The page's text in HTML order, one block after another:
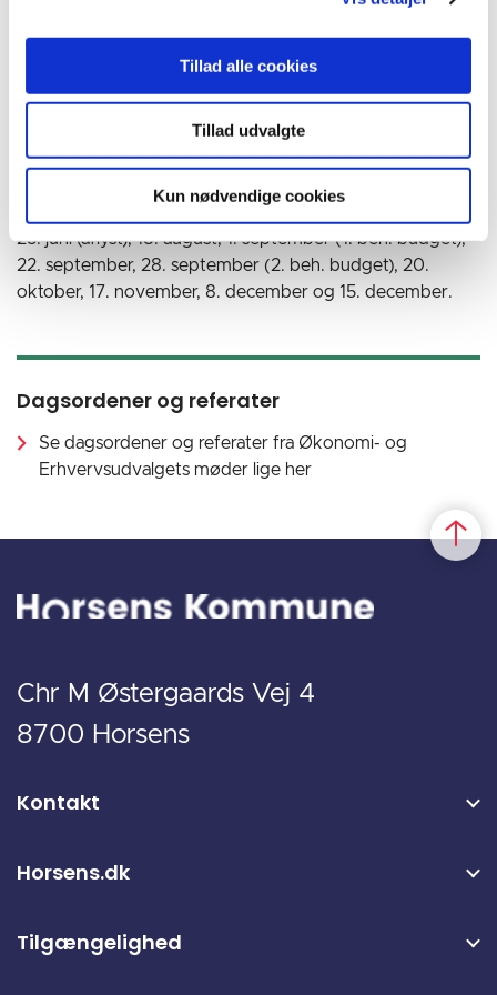
Tillad alle cookies
Tillad udvalgte
Kun nødvendige cookies
pojk@horsens.dk
Mødedatoer i 2026
23. juni (aflyst), 18. august, 1. september (1. beh. budget),
22. september, 28. september (2. beh. budget), 20.
oktober, 17. november, 8. december og 15. december.
Dagsordener og referater
Se dagsordener og referater fra Økonomi- og
Erhvervsudvalgets møder lige her
Chr M Østergaards Vej 4
8700 Horsens
Kontakt
Horsens.dk
Tilgængelighed